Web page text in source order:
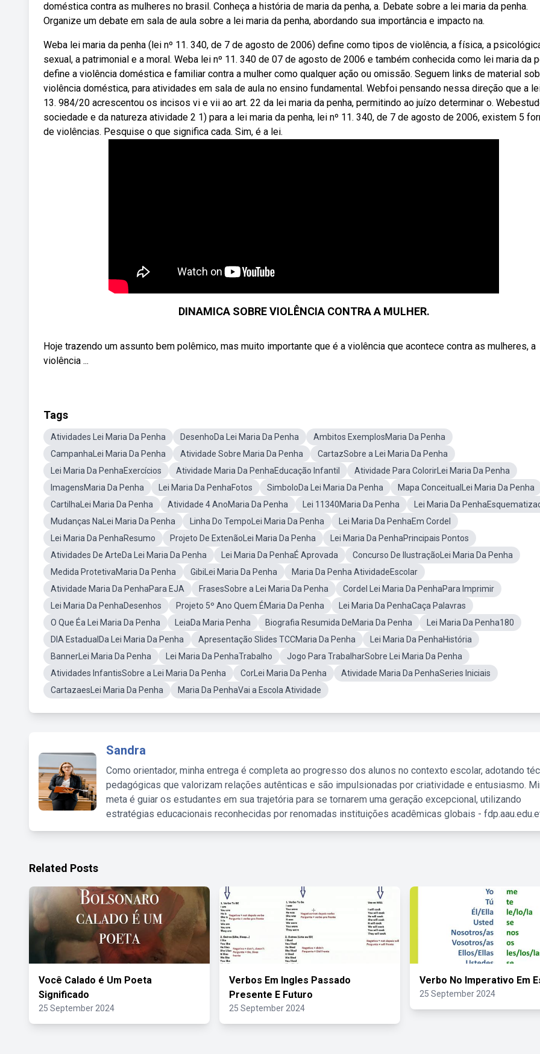
doméstica contra as mulheres no brasil. Conheça a história de maria da penha, a. Debate sobre a lei maria da penha.
Organize um debate em sala de aula sobre a lei maria da penha, abordando sua importância e impacto na.
Weba lei maria da penha (lei nº 11. 340, de 7 de agosto de 2006) define como tipos de violência, a física, a
sexual, a patrimonial e a moral. Weba lei nº 11. 340 de 07 de agosto de 2006 e também conhecida como lei maria da
define a violência doméstica e familiar contra a mulher como qualquer ação ou omissão. Seguem links de material
violência doméstica, para atividades em sala de aula no ensino fundamental. Webfoi pensando nessa direção que a
13. 984/20 acrescentou os incisos vi e vii ao art. 22 da lei maria da penha, permitindo ao juízo determinar o.
sociedade e da natureza atividade 2 1) para a lei maria da penha, lei nº 11. 340, de 7 de agosto de 2006, existem 5
de violências. Pesquise o que significa cada. Sim, é a lei.
DINAMICA SOBRE VIOLÊNCIA CONTRA A MULHER.
Hoje trazendo um assunto bem polêmico, mas muito importante que é a violência que acontece contra as mulheres, a
violência ...
Tags
Atividades Lei Maria Da Penha DesenhoDa Lei Maria Da Penha
Ambitos ExemplosMaria Da Penha
CampanhaLei Maria Da Penha
Atividade Sobre Maria Da Penha
CartazSobre a Lei Maria Da Penha
Lei Maria Da PenhaExercícios
Atividade Maria Da PenhaEducação Infantil
Atividade Para ColorirLei Maria Da Penha
ImagensMaria Da Penha
Lei Maria Da PenhaFotos SimboloDa Lei Maria Da Penha
Mapa ConceitualLei Maria Da Penha
CartilhaLei Maria Da Penha
Atividade 4 AnoMaria Da Penha Lei 11340Maria Da Penha
Lei Maria Da
Mudanças NaLei Maria Da Penha
Linha Do TempoLei Maria Da Penha
Lei Maria Da PenhaEm Cordel
Lei Maria Da PenhaResumo
Projeto De ExtenãoLei Maria Da Penha
Lei Maria Da PenhaPrincipais Pontos
Atividades De ArteDa Lei Maria Da Penha
Lei Maria Da PenhaÉ Aprovada
Concurso De IlustraçãoLei Maria Da Penha
Medida ProtetivaMaria Da Penha
GibiLei Maria Da Penha
Maria Da Penha AtividadeEscolar
Atividade Maria Da PenhaPara EJA
FrasesSobre a Lei Maria Da Penha
Cordel Lei Maria Da PenhaPara Imprimir
Lei Maria Da PenhaDesenhos
Projeto 5º Ano Quem ÉMaria Da Penha
Lei Maria Da PenhaCaça Palavras
O Que Éa Lei Maria Da Penha
LeiaDa Maria Penha Biografia Resumida DeMaria Da Penha
Lei Maria Da Penha180
DIA EstadualDa Lei Maria Da Penha
Apresentação Slides TCCMaria Da Penha
Lei Maria Da PenhaHistória
BannerLei Maria Da Penha
Lei Maria Da PenhaTrabalho
Jogo Para TrabalharSobre Lei Maria Da Penha
Atividades InfantisSobre a Lei Maria Da Penha
CorLei Maria Da Penha
Atividade Maria Da PenhaSeries Iniciais
CartazaesLei Maria Da Penha
Maria Da PenhaVai a Escola Atividade
Sandra
Como orientador, minha entrega é completa ao progresso dos alunos no contexto escolar, adotando
pedagógicas que valorizam relações autênticas e são impulsionadas por criatividade e entusiasmo.
meta é guiar os estudantes em sua trajetória para se tornarem uma geração excepcional, utilizando
estratégias educacionais reconhecidas por renomadas instituições acadêmicas globais -
Related Posts
Você Calado é Um Poeta
Significado
25 September 2024
Verbos Em Ingles Passado
Presente E Futuro
25 September 2024
Verbo No Imperativo Em
25 September 2024